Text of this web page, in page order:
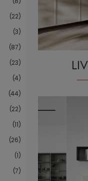
22
3
87
23
4
44
22
11
26
1
7